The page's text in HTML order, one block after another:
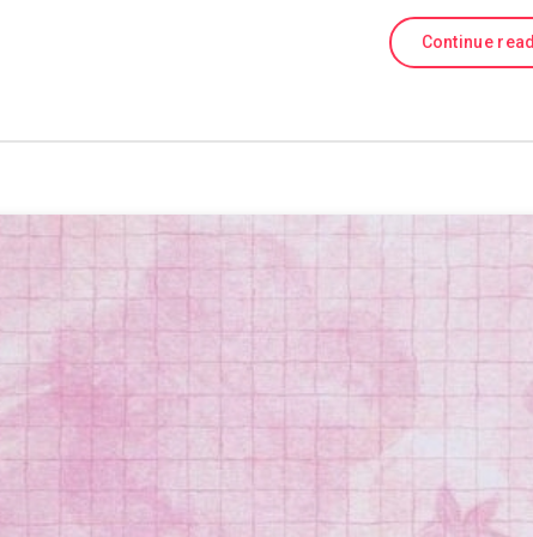
Continue